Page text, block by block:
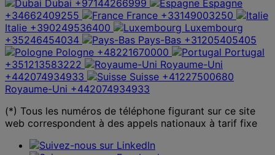
Dubai +97144266999
Espagne
+34662409255
France +33149003250
Italie +390249536400
Luxembourg
+35246454034
Pays-Bas +31205405405
Pologne +48221670000
Portugal
+351213583222
Royaume-Uni
+442074934933
Suisse +41227500680
Royaume-Uni +442074934933
(*) Tous les numéros de téléphone figurant sur ce site
web correspondent à des appels nationaux à tarif fixe